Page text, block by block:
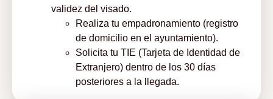
validez del visado.
Realiza tu empadronamiento (registro
de domicilio en el ayuntamiento).
Solicita tu TIE (Tarjeta de Identidad de
Extranjero) dentro de los 30 días
posteriores a la llegada.